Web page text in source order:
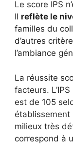
Le score IPS
Il reflète le
familles du
d’autres
l’ambiance
La réussite
facteurs.
est de 105
établissement
milieux très
correspond à